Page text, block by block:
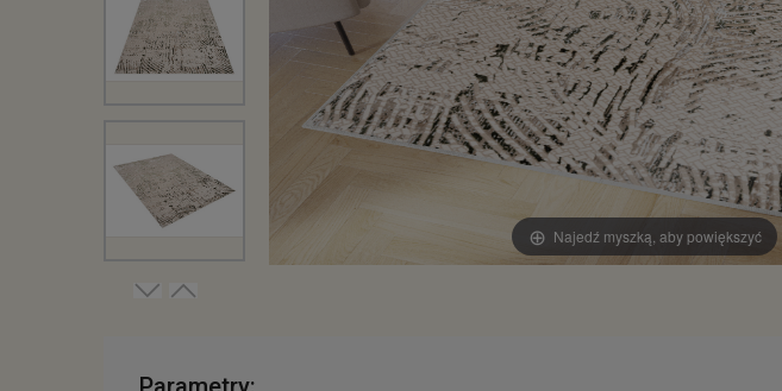
Najedź myszką, aby powiększyć